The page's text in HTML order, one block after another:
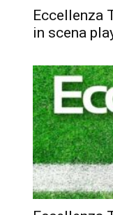
Eccellenza
in scena